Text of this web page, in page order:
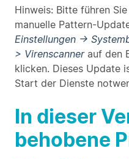
Hinweis: Bitte führen
manuelle Pattern-
Einstellungen ->
> Virenscannerauf den
klicken. Dieses Update
Start der Dienste
In dieser
behobene